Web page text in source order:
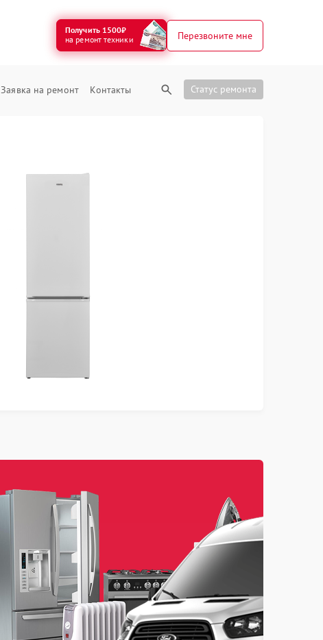
Получить 1500₽
на ремонт техники
Перезвоните мне
Заявка на ремонт Контакты Статус ремонта